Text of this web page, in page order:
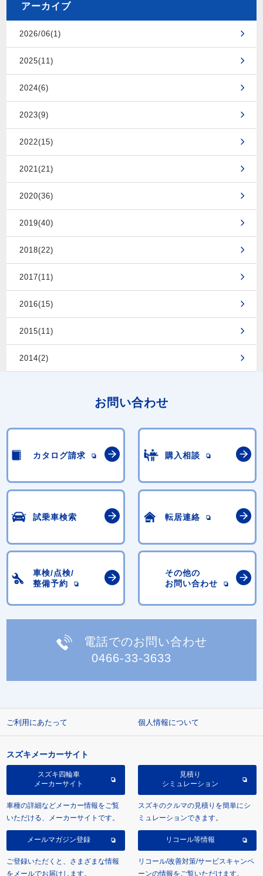
アーカイブ
2026/06(1)
2025(11)
2024(6)
2023(9)
2022(15)
2021(21)
2020(36)
2019(40)
2018(22)
2017(11)
2016(15)
2015(11)
2014(2)
お問い合わせ
カタログ請求 購入相談
試乗車検索 転居連絡
車検/点検/
整備予約
その他の
お問い合わせ
電話でのお問い合わせ
0466-33-3633
ご利用にあたって 個人情報について
スズキメーカーサイト
スズキ四輪車
メーカーサイト
車種の詳細などメーカー情報をご覧
いただける、メーカーサイトです。
見積り
シミュレーション
スズキのクルマの見積りを簡単にシ
ミュレーションできます。
メールマガジン登録
ご登録いただくと、さまざまな情報
をメールでお届けします。
リコール等情報
リコール/改善対策/サービスキャンペ
ーンの情報をご覧いただけます。